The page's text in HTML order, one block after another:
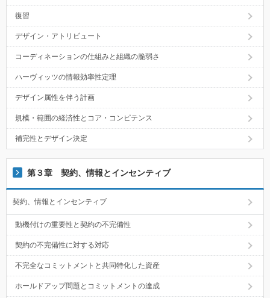
復習
デザイン・アトリビュート
コーディネーションの仕組みと組織の脆弱さ
ハーヴィッツの情報効率性定理
デザイン属性を伴う計画
規模・範囲の経済性とコア・コンピテンス
補完性とデザイン決定
第３章 契約、情報とインセンティブ
契約、情報とインセンティブ
動機付けの重要性と契約の不完備性
契約の不完備性に対する対応
不完全なコミットメントと共同特化した資産
ホールドアップ問題とコミットメントの達成